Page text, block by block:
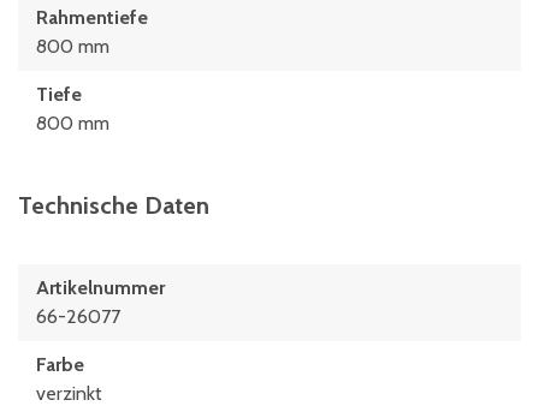
Rahmentiefe
800 mm
Tiefe
800 mm
Technische Daten
Artikelnummer
66-26077
Farbe
verzinkt